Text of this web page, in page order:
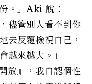
。」Aki 說：
儘管別人看不到你
去反覆檢視自己，
越來越大。」
放』，我自認個性